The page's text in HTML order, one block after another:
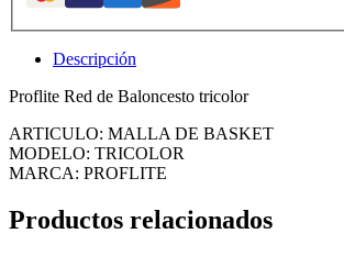
Descripción
Proflite Red de Baloncesto tricolor
ARTICULO: MALLA DE BASKET
MODELO: TRICOLOR
MARCA: PROFLITE
Productos relacionados